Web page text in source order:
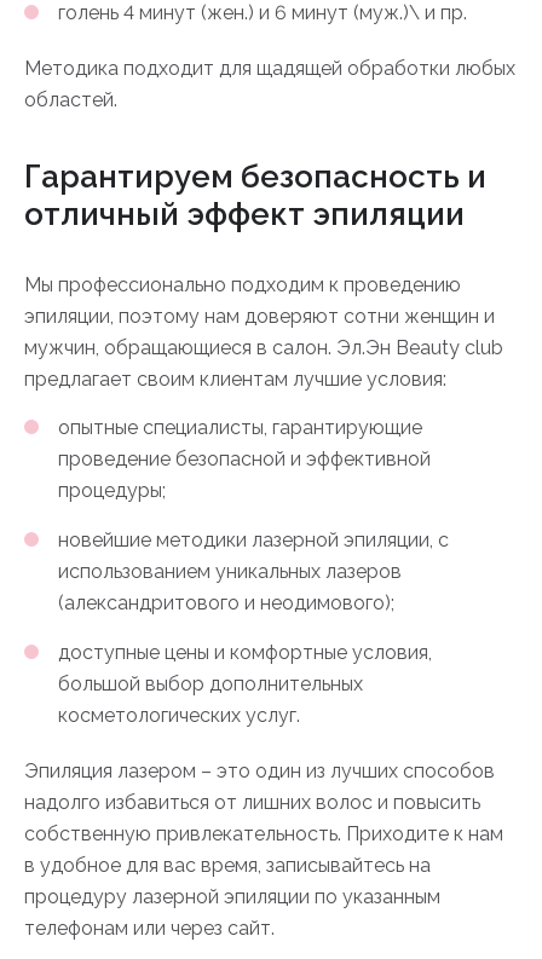
голень 4 минут (жен.) и 6 минут (муж.)\ и пр.
Методика подходит для щадящей обработки любых
областей.
Гарантируем безопасность и
отличный эффект эпиляции
Мы профессионально подходим к проведению
эпиляции, поэтому нам доверяют сотни женщин и
мужчин, обращающиеся в салон. Эл.Эн Beauty club
предлагает своим клиентам лучшие условия:
опытные специалисты, гарантирующие
проведение безопасной и эффективной
процедуры;
новейшие методики лазерной эпиляции, с
использованием уникальных лазеров
(александритового и неодимового);
доступные цены и комфортные условия,
большой выбор дополнительных
косметологических услуг.
Эпиляция лазером – это один из лучших способов
надолго избавиться от лишних волос и повысить
собственную привлекательность. Приходите к нам
в удобное для вас время, записывайтесь на
процедуру лазерной эпиляции по указанным
телефонам или через сайт.